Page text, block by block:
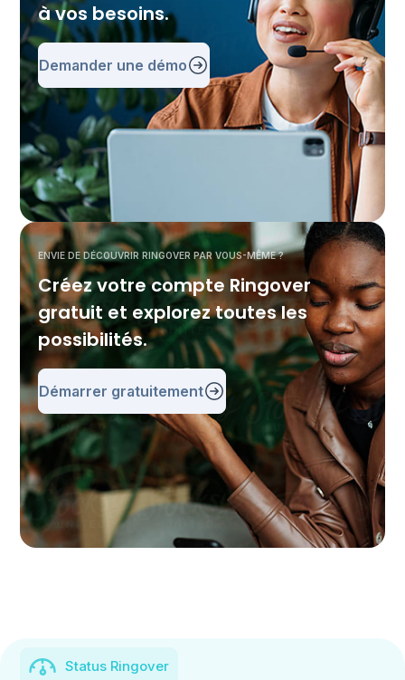
à vos besoins.
Demander une démo
ENVIE DE DÉCOUVRIR RINGOVER PAR VOUS-MÊME ?
Créez votre compte Ringover
gratuit et explorez toutes les
possibilités.
Démarrer gratuitement
Status Ringover